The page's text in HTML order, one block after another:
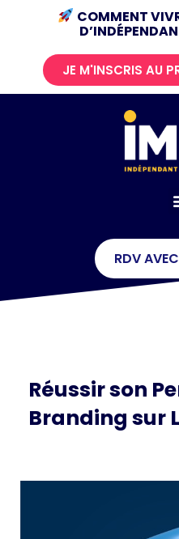
COMMENT
JE M'INSCRIS AU
RDV
Réussir son
Branding sur